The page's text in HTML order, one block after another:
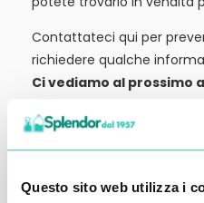
Questo sito web utilizza i
Contattateci qui per
richiedere qualche
Ci vediamo al prossimo
Alessandro Alfonsetti